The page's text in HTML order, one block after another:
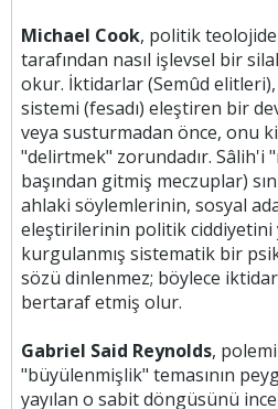
Michael Cook, politik
tarafından nasıl işlevsel bir
okur. İktidarlar (Semûd
sistemi (fesadı) eleştiren bir
veya susturmadan önce, onu
"delirtmek" zorundadır. Sâlih'i
başından gitmiş meczuplar)
ahlaki söylemlerinin, sosyal
eleştirilerinin politik ciddiyetini
kurgulanmış sistematik bir
sözü dinlenmez; böylece
bertaraf etmiş olur.
Gabriel Said Reynolds,
"büyülenmişlik" temasının
yayılan o sabit döngüsünü